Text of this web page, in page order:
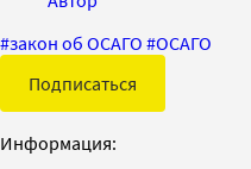
#закон об ОСАГО #ОСАГО
Подписаться
Информация: